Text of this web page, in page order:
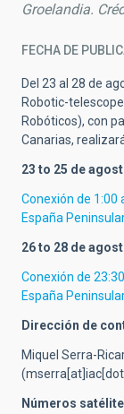
Groelandia.
FECHA DE
Del 23 al 28 de
Robotic-
Robóticos), con
Canarias,
23 to 25 de
Conexión de 1:00
España
26 to 28 de
Conexión de
España
Dirección de
Miquel Serra-
Números